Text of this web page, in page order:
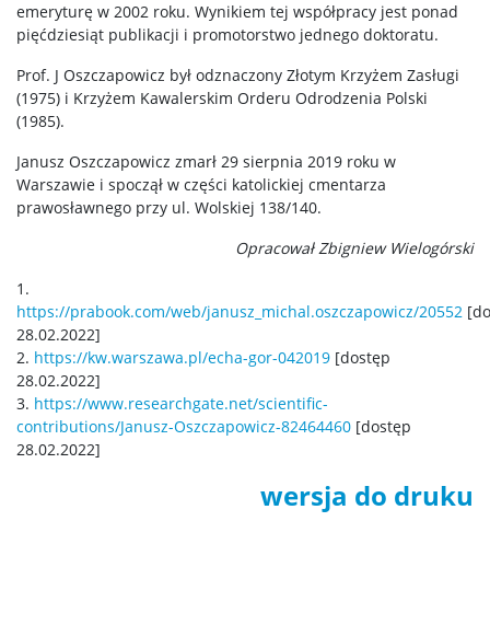
emeryturę w 2002 roku. Wynikiem tej współpracy jest ponad
pięćdziesiąt publikacji i promotorstwo jednego doktoratu.
Prof. J Oszczapowicz był odznaczony Złotym Krzyżem Zasługi
(1975) i Krzyżem Kawalerskim Orderu Odrodzenia Polski
(1985).
Janusz Oszczapowicz zmarł 29 sierpnia 2019 roku w
Warszawie i spoczął w części katolickiej cmentarza
prawosławnego przy ul. Wolskiej 138/140.
Opracował Zbigniew Wielogórski
1.
https://prabook.com/web/janusz_michal.oszczapowicz/20552
28.02.2022]
2. https://kw.warszawa.pl/echa-gor-042019 [dostęp
28.02.2022]
3. https://www.researchgate.net/scientific-
contributions/Janusz-Oszczapowicz-82464460 [dostęp
28.02.2022]
wersja do druku